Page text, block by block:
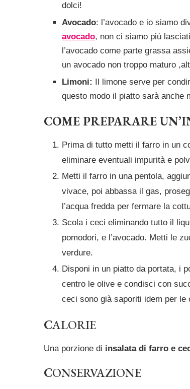
dolci!
Avocado: l’avocado e io siamo
avocado, non ci siamo più
l’avocado come parte grassa
un avocado non troppo maturo
Limoni:
Il limone serve per
questo modo il piatto sarà anche
COME PREPARARE
Prima di tutto metti il farro in un
eliminare eventuali impurità e
Metti il farro in una pentola,
vivace, poi abbassa il gas,
l’acqua fredda per fermare la
Scola i ceci eliminando tutto il
pomodori, e l’avocado. Metti le
verdure.
Disponi in un piatto da portata, i
centro le olive e condisci con
ceci sono già saporiti idem per le
CALORIE
Una porzione di insalata di farro e
CONSERVAZIONE